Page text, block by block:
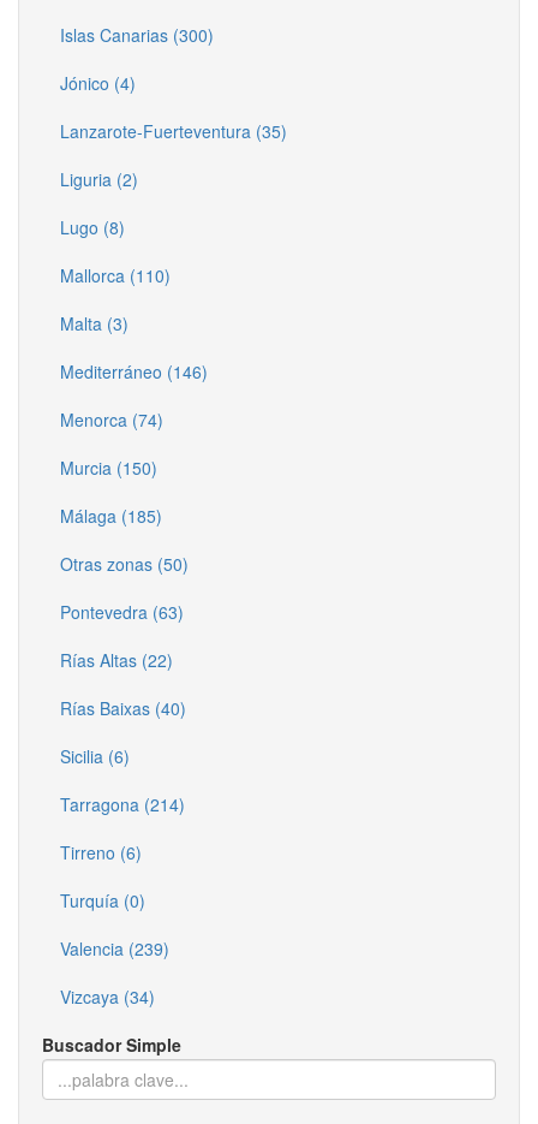
Islas Canarias (300)
Jónico (4)
Lanzarote-Fuerteventura (35)
Liguria (2)
Lugo (8)
Mallorca (110)
Malta (3)
Mediterráneo (146)
Menorca (74)
Murcia (150)
Málaga (185)
Otras zonas (50)
Pontevedra (63)
Rías Altas (22)
Rías Baixas (40)
Sicilia (6)
Tarragona (214)
Tirreno (6)
Turquía (0)
Valencia (239)
Vizcaya (34)
Buscador Simple